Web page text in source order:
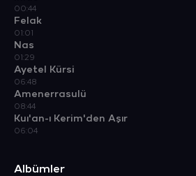
00:44
Felak
01:01
Nas
01:29
Ayetel Kürsi
06:48
Amenerrasulü
08:44
Kuı'an-ı Kerim'den Aşır
06:04
Albümler